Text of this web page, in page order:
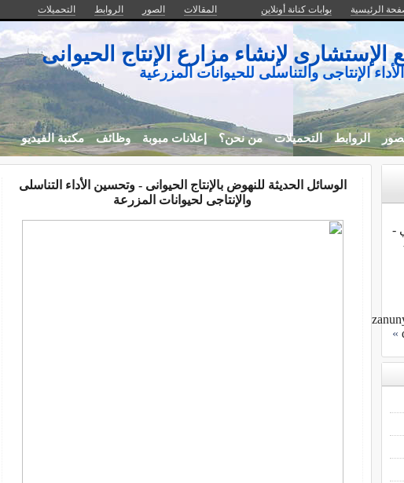
الرئيسية بوابات كنانة أونلاين المقالات الصور الروابط التحميلات
الإستشارى لإنشاء مزارع الإنتاج الحيوانى
الإنتاجى والتناسلى للحيوانات المزرعية
الروابط التحميلات من نحن؟ إعلانات مبوبة وظائف مكتبة الفيديو
الوسائل الحديثة للنهوض بالإنتاج الحيوانى - وتحسين الأداء التناسلى
والإنتاجى لحيوانات المزرعة
-
»